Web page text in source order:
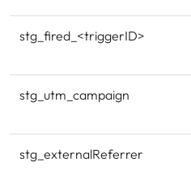
stg_fired_<triggerID>
stg_utm_campaign
stg_externalReferrer